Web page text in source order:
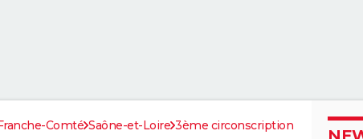
Comté Saône-et-Loire 3ème circonscription